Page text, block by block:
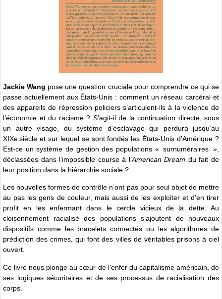
Jackie Wang pose une question cruciale pour comprendre ce qui se
passe actuellement aux États-Unis : comment un réseau carcéral et
des appareils de répression policiers s’articulent-ils à la violence de
l’économie et du racisme ? S’agit-il de la continuation directe, sous
un autre visage, du système d’esclavage qui perdura jusqu’au
XIXe siècle et sur lequel se sont fondés les États-Unis d’Amérique ?
Est-ce un système de gestion des populations « surnuméraires »,
déclassées dans l’impossible course à l’American Dream du fait de
leur position dans la hiérarchie sociale ?
Les nouvelles formes de contrôle n’ont pas pour seul objet de mettre
au pas les gens de couleur, mais aussi de les exploiter et d’en tirer
profit en les enfermant dans le cercle vicieux de la dette. Au
cloisonnement racialisé des populations s’ajoutent de nouveaux
dispositifs comme les bracelets connectés ou les algorithmes de
prédiction des crimes, qui font des villes de véritables prisons à ciel
ouvert.
Ce livre nous plonge au cœur de l’enfer du capitalisme américain, de
ses logiques sécuritaires et de ses processus de racialisation des
corps.